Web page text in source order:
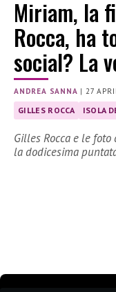
Miriam, la
Rocca, ha
social? La
ANDREA SANNA |27
GILLES ROCCA ISOLA
Gilles Rocca e le
la dodicesima